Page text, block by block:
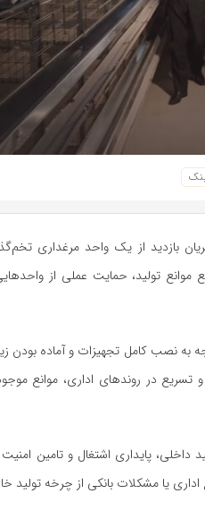
موانع تولید، حمایت عملی از
به نصب کامل تجهیزات و آماده بودن
در روندهای اداری، موانع موجود
پایداری اشتغال و تامین امنیت
اداری یا مشکلات بانکی از چرخه تولید